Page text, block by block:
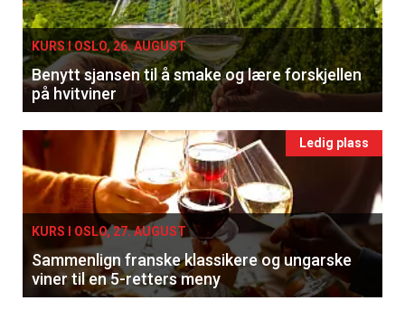
KURS I OSLO, 26. AUGUST
Benytt sjansen til å smake og lære forskjellen
på hvitviner
Ledig plass
KURS I OSLO, 27. AUGUST
Sammenlign franske klassikere og ungarske
viner til en 5-retters meny